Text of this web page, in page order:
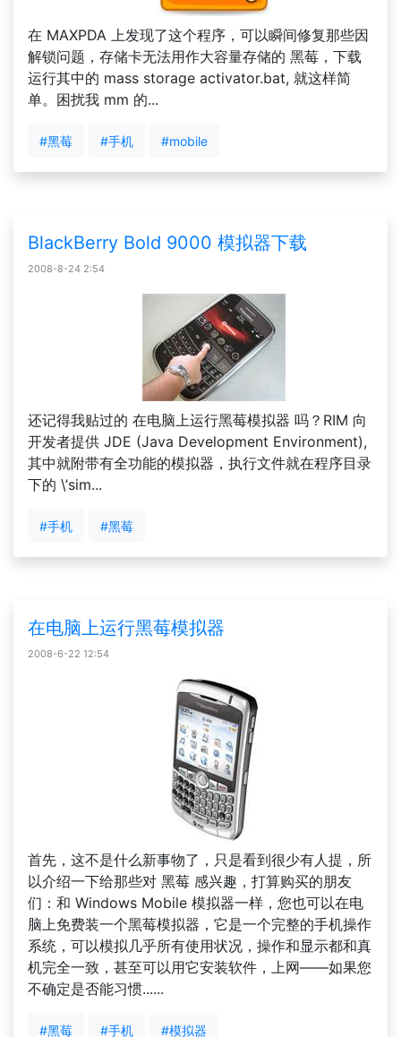
在 MAXPDA 上发现了这个程序，可以瞬间修复那些因
解锁问题，存储卡无法用作大容量存储的 黑莓，下载
运行其中的 mass storage activator.bat, 就这样简
单。困扰我 mm 的...
#黑莓 #手机 #mobile
BlackBerry Bold 9000 模拟器下载
2008-8-24 2:54
还记得我贴过的 在电脑上运行黑莓模拟器 吗？RIM 向
开发者提供 JDE (Java Development Environment),
其中就附带有全功能的模拟器，执行文件就在程序目录
下的 \’sim...
#手机 #黑莓
在电脑上运行黑莓模拟器
2008-6-22 12:54
首先，这不是什么新事物了，只是看到很少有人提，所
以介绍一下给那些对 黑莓 感兴趣，打算购买的朋友
们：和 Windows Mobile 模拟器一样，您也可以在电
脑上免费装一个黑莓模拟器，它是一个完整的手机操作
系统，可以模拟几乎所有使用状况，操作和显示都和真
机完全一致，甚至可以用它安装软件，上网——如果您
不确定是否能习惯......
#黑莓 #手机 #模拟器